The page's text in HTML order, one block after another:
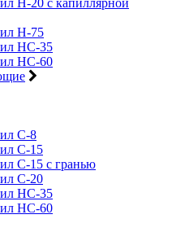
Н-20 с капиллярной
Н-75
НС-35
НС-60
С-8
С-15
C-15 с гранью
C-20
НС-35
НС-60